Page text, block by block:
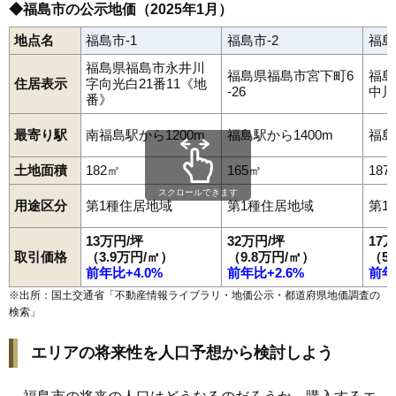
97 荒井 2.8万円
98 松川町浅川 2.7万円 319万円 -0.1%
99 桜本 2.5万円 163万円 -8.2%
100 立子山 2.3万円 40万円 -9.6%
大笹生
◆福島市の公示地価（2025年1月）
地点名 福島市-1 福島市-2 福
住居表示
福島県福島市永井川
字向光白21番11《地
番》
福島県福島市宮下町6
-26
福
中
最寄り駅 南福島駅から1200m 福島駅から1400m 福
土地面積 182㎡ 165㎡ 187
用途区分 第1種住居地域 第1種住居地域 第1
取引価格
13万円/坪
（3.9万円/㎡）
前年比+4.0%
32万円/坪
（9.8万円/㎡）
前年比+2.6%
17
（
前
スクロールできます
※出所：国土交通省「不動産情報ライブラリ・地価公示・都道府県地価調査の
検索 」
エリアの将来性を人口予想から検討しよう